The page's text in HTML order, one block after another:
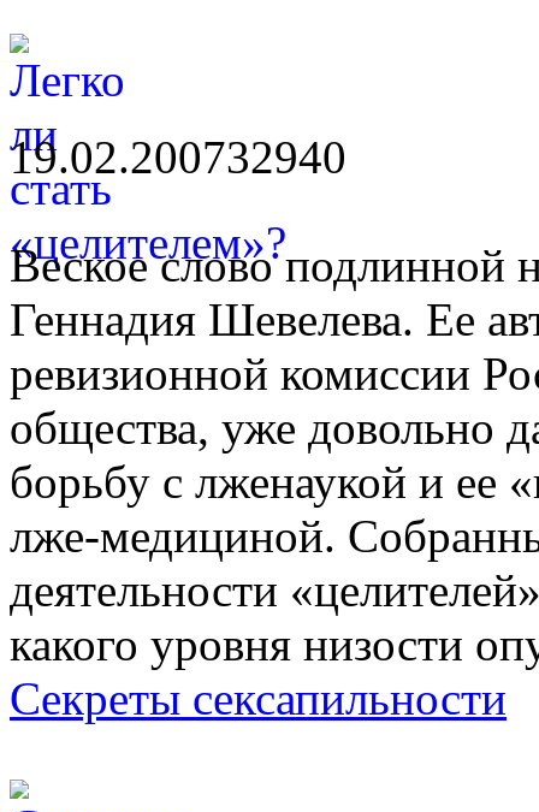
19.02.200732940
Веское слово подлинной
Геннадия Шевелева. Ее
ревизионной комиссии
общества, уже довольно
борьбу с лженаукой и ее
лже-медициной.
деятельности
какого уровня низости
Секреты сексапильности